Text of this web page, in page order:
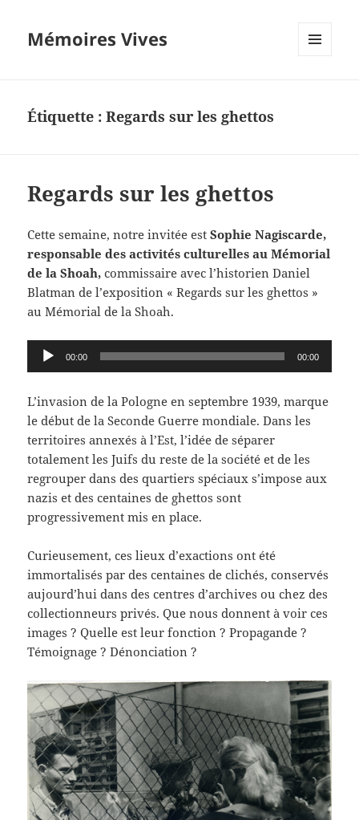
Mémoires Vives
Étiquette :Regards sur les ghettos
Regards sur les ghettos
Cette semaine, notre invitée est Sophie Nagiscarde,
responsable des activités culturelles au Mémorial
de la Shoah, commissaire avec l’historien Daniel
Blatman de l’exposition « Regards sur les ghettos »
au Mémorial de la Shoah.
Lecteur
audio
00:00 00:00
L’invasion de la Pologne en septembre 1939, marque
le début de la Seconde Guerre mondiale. Dans les
territoires annexés à l’Est, l’idée de séparer
totalement les Juifs du reste de la société et de les
regrouper dans des quartiers spéciaux s’impose aux
nazis et des centaines de ghettos sont
progressivement mis en place.
Curieusement, ces lieux d’exactions ont été
immortalisés par des centaines de clichés, conservés
aujourd’hui dans des centres d’archives ou chez des
collectionneurs privés. Que nous donnent à voir ces
images ? Quelle est leur fonction ? Propagande ?
Témoignage ? Dénonciation ?